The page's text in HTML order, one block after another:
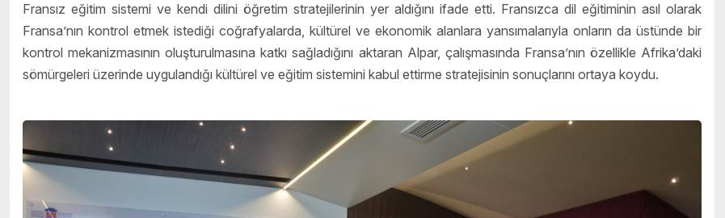
Fransız eğitim sistemi ve kendi dilini öğretim stratejilerinin yer aldığını ifade etti. Fransızca dil eğitiminin asıl olarak
Fransa’nın kontrol etmek istediği coğrafyalarda, kültürel ve ekonomik alanlara yansımalarıyla onların da üstünde bir
kontrol mekanizmasının oluşturulmasına katkı sağladığını aktaran Alpar, çalışmasında Fransa’nın özellikle Afrika’daki
sömürgeleri üzerinde uygulandığı kültürel ve eğitim sistemini kabul ettirme stratejisinin sonuçlarını ortaya koydu.